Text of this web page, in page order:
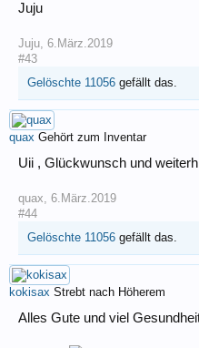
Juju
Juju, 6.März.2019
#43
Gelöschte 11056 gefällt das.
quax Gehört zum Inventar
Uii , Glückwunsch und
quax, 6.März.2019
#44
Gelöschte 11056 gefällt das.
kokisax Strebt nach Höherem
Alles Gute und viel